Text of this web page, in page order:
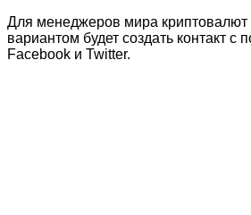
Для менеджеров мира
вариантом будет создать контакт с
Facebook и Twitter.